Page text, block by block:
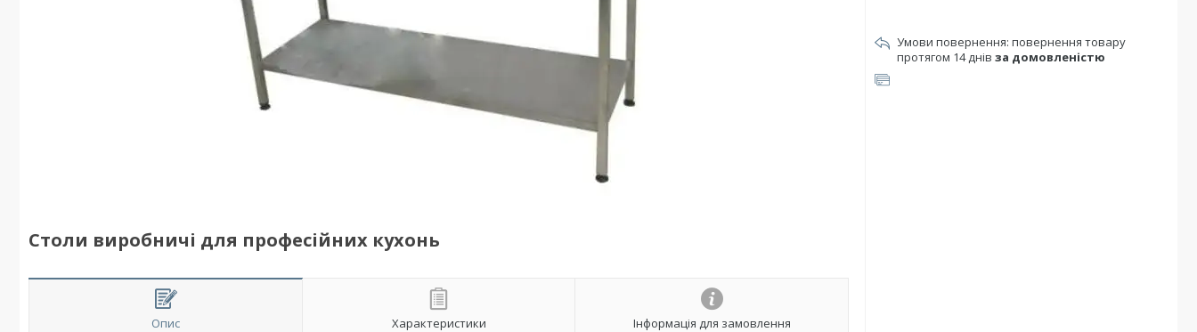
Столи виробничі для професійних кухонь
Опис Характеристики Інформація для замовлення
повернення товару
протягом 14 днів за домовленістю